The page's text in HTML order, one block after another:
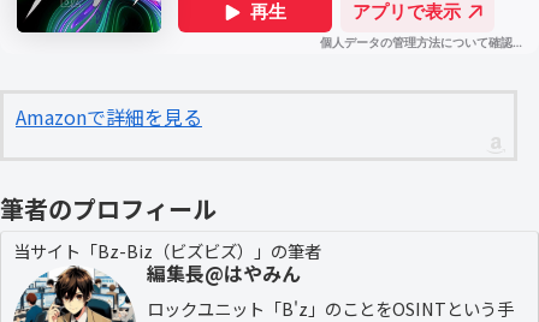
Amazonで詳細を見る
筆者のプロフィール
当サイト「Bz-Biz（ビズビズ）」の筆者
編集長@はやみん
ロックユニット「B'z」のことをOSINTという手